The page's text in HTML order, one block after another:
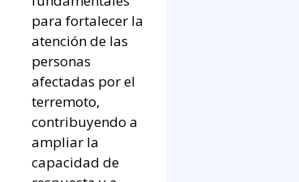
para fortalecer la
atención de las
personas
afectadas por el
terremoto,
contribuyendo a
ampliar la
capacidad de